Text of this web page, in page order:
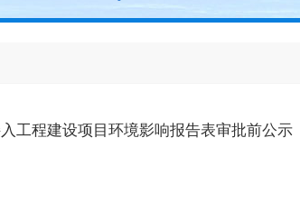
工程建设项目环境影响报告表审批前公示